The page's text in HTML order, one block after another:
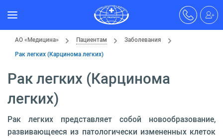
АО «Медицина» Пациентам
Заболевания
Рак легких (Карцинома легких)
Рак легких (Карцинома
легких)
Рак легких представляет собой новообразование,
развивающееся из патологически измененных клеток